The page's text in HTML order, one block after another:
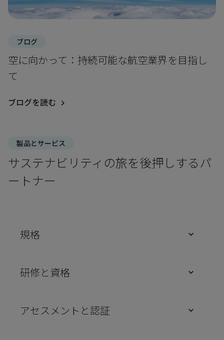
ブログ
空に向かって：持続可能な航空業界を目指し
て
ブログを読む
製品とサービス
サステナビリティの旅を後押しするパ
ートナー
規格
研修と資格
アセスメントと認証